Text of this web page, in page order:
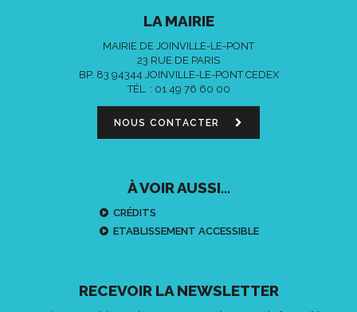
LA MAIRIE
MAIRIE DE JOINVILLE-LE-PONT
23 RUE DE PARIS
BP. 83 94344 JOINVILLE-LE-PONT CEDEX
TÉL. : 01 49 76 60 00
NOUS CONTACTER
À VOIR AUSSI...
CRÉDITS
ETABLISSEMENT ACCESSIBLE
RECEVOIR LA NEWSLETTER